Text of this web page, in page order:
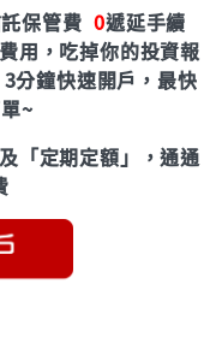
保管費0遞延手續
用，吃掉你的投資報
分鐘快速開戶，最快
~
「定期定額」，通通